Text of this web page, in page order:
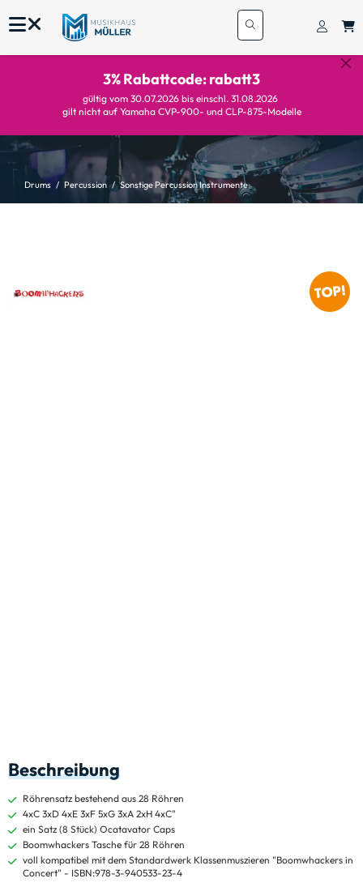
3% Rabattcode: rabatt3
gültig vom 30.07.2026 bis einschl. 31.08.2026
gilt nicht auf Yamaha CVP-900- und CLP-875-Modelle
Drums Percussion Sonstige Percussion Instrumente
Beschreibung
Röhrensatz bestehend aus 28 Röhren
4xC 3xD 4xE 3xF 5xG 3xA 2xH 4xC"
ein Satz (8 Stück) Ocatavator Caps
Boomwhackers Tasche für 28 Röhren
voll kompatibel mit dem Standardwerk Klassenmuszieren "Boomwhackers in
Concert" - ISBN:978-3-940533-23-4